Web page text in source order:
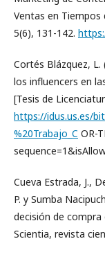
Ventas en Tiempos
5(6), 131-142.
Cortés Blázquez, L.
los influencers en
[Tesis de
https://idus.us.es/
%20Trabajo_C OR-
Cueva Estrada, J.,
P. y Sumba
decisión de compra
Scientia, revista